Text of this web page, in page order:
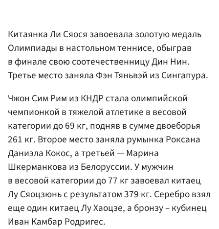
Китаянка Ли Сяося завоевала золотую медаль
Олимпиады в настольном теннисе, обыграв
в финале свою соотечественницу Дин Нин.
Третье место заняла Фэн Тяньвэй из Сингапура.
Чжон Сим Рим из КНДР стала олимпийской
чемпионкой в тяжелой атлетике в весовой
категории до 69 кг, подняв в сумме двоеборья
261 кг. Второе место заняла румынка Роксана
Даниэла Кокос, а третьей — Марина
Шкерманкова из Белоруссии. У мужчин
в весовой категории до 77 кг завоевал китаец
Лу Сяоцзюнь с результатом 379 кг. Серебро взял
еще один китаец Лу Хаоцзе, а бронзу – кубинец
Иван Камбар Родригес.